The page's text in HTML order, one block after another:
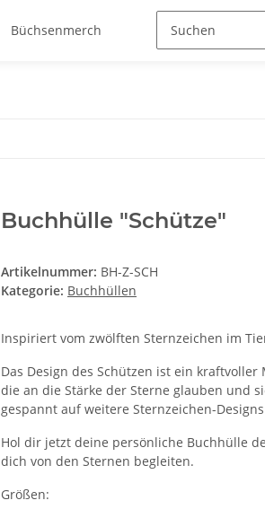
Büchsenmerch
Buchhülle "Schütze"
Artikelnummer: BH-Z-SCH
Kategorie: Buchhüllen
Inspiriert vom zwölften Sternzeichen im
Das Design des Schützen ist ein
die an die Stärke der Sterne glauben und
gespannt auf weitere Sternzeichen-
Hol dir jetzt deine persönliche Buchhülle
dich von den Sternen begleiten.
Größen: